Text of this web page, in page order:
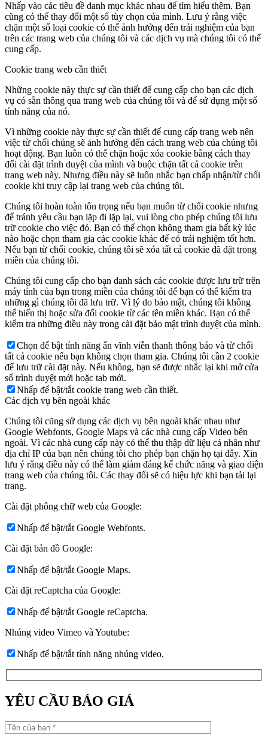
Nhấp vào các tiêu đề danh mục khác nhau để tìm hiểu thêm. Bạn
cũng có thể thay đổi một số tùy chọn của mình. Lưu ý rằng việc
chặn một số loại cookie có thể ảnh hưởng đến trải nghiệm của bạn
trên các trang web của chúng tôi và các dịch vụ mà chúng tôi có thể
cung cấp.
Cookie trang web cần thiết
Những cookie này thực sự cần thiết để cung cấp cho bạn các dịch
vụ có sẵn thông qua trang web của chúng tôi và để sử dụng một số
tính năng của nó.
Vì những cookie này thực sự cần thiết để cung cấp trang web nên
việc từ chối chúng sẽ ảnh hưởng đến cách trang web của chúng tôi
hoạt động. Bạn luôn có thể chặn hoặc xóa cookie bằng cách thay
đổi cài đặt trình duyệt của mình và buộc chặn tất cả cookie trên
trang web này. Nhưng điều này sẽ luôn nhắc bạn chấp nhận/từ chối
cookie khi truy cập lại trang web của chúng tôi.
Chúng tôi hoàn toàn tôn trọng nếu bạn muốn từ chối cookie nhưng
để tránh yêu cầu bạn lặp đi lặp lại, vui lòng cho phép chúng tôi lưu
trữ cookie cho việc đó. Bạn có thể chọn không tham gia bất kỳ lúc
nào hoặc chọn tham gia các cookie khác để có trải nghiệm tốt hơn.
Nếu bạn từ chối cookie, chúng tôi sẽ xóa tất cả cookie đã đặt trong
miền của chúng tôi.
Chúng tôi cung cấp cho bạn danh sách các cookie được lưu trữ trên
máy tính của bạn trong miền của chúng tôi để bạn có thể kiểm tra
những gì chúng tôi đã lưu trữ. Vì lý do bảo mật, chúng tôi không
thể hiển thị hoặc sửa đổi cookie từ các tên miền khác. Bạn có thể
kiểm tra những điều này trong cài đặt bảo mật trình duyệt của mình.
Chọn để bật tính năng ẩn vĩnh viễn thanh thông báo và từ chối
tất cả cookie nếu bạn không chọn tham gia. Chúng tôi cần 2 cookie
để lưu trữ cài đặt này. Nếu không, bạn sẽ được nhắc lại khi mở cửa
sổ trình duyệt mới hoặc tab mới.
Nhấp để bật/tắt cookie trang web cần thiết.
Các dịch vụ bên ngoài khác
Chúng tôi cũng sử dụng các dịch vụ bên ngoài khác nhau như
Google Webfonts, Google Maps và các nhà cung cấp Video bên
ngoài. Vì các nhà cung cấp này có thể thu thập dữ liệu cá nhân như
địa chỉ IP của bạn nên chúng tôi cho phép bạn chặn họ tại đây. Xin
lưu ý rằng điều này có thể làm giảm đáng kể chức năng và giao diện
trang web của chúng tôi. Các thay đổi sẽ có hiệu lực khi bạn tải lại
trang.
Cài đặt phông chữ web của Google:
Nhấp để bật/tắt Google Webfonts.
Cài đặt bản đồ Google:
Nhấp để bật/tắt Google Maps.
Cài đặt reCaptcha của Google:
Nhấp để bật/tắt Google reCaptcha.
Nhúng video Vimeo và Youtube:
Nhấp để bật/tắt tính năng nhúng video.
YÊU CẦU BÁO GIÁ